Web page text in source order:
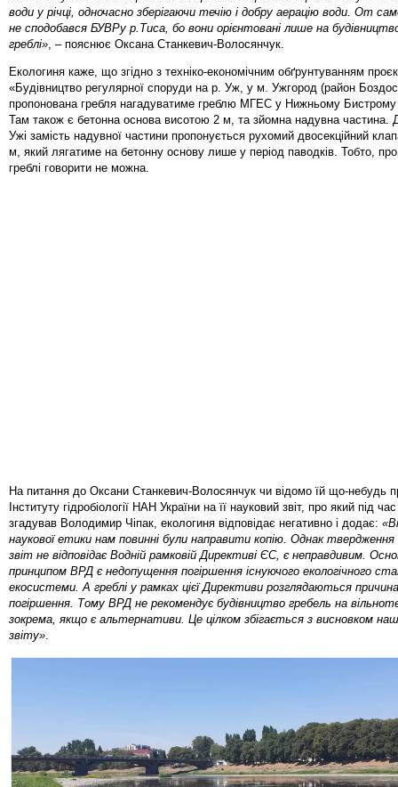
води у річці, одночасно зберігаючи течію і добру аерацію води. От
не сподобався БУВРу р.Тиса, бо вони орієнтовані лише на
греблі», – пояснює Оксана Станкевич-Волосянчук.
Екологиня каже, що згідно з техніко-економічним обґрунтуванням
«Будівництво регулярної споруди на р. Уж, у м. Ужгород (район
пропонована гребля нагадуватиме греблю МГЕС у Нижньому Бистрому
Там також є бетонна основа висотою 2 м, та зйомна надувна частина.
Ужі замість надувної частини пропонується рухомий двосекційний
м, який лягатиме на бетонну основу лише у період паводків. Тобто, про
греблі говорити не можна.
На питання до Оксани Станкевич-Волосянчук чи відомо їй що-небудь
Інституту гідробіології НАН України на її науковий звіт, про який під
згадував Володимир Чіпак, екологиня відповідає негативно і додає:
наукової етики нам повинні були направити копію. Однак
звіт не відповідає Водній рамковій Директиві ЄС, є неправдивим.
принципом ВРД є недопущення погіршення існуючого екологічного
екосистеми. А греблі у рамках цієї Директиви розглядаються
погіршення. Тому ВРД не рекомендує будівництво гребель на
зокрема, якщо є альтернативи. Це цілком збігається з висновком
звіту».